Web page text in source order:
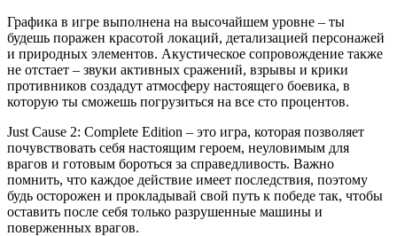
Графика в игре выполнена на высочайшем уровне – ты
будешь поражен красотой локаций, детализацией персонажей
и природных элементов. Акустическое сопровождение также
не отстает – звуки активных сражений, взрывы и крики
противников создадут атмосферу настоящего боевика, в
которую ты сможешь погрузиться на все сто процентов.
Just Cause 2: Complete Edition – это игра, которая позволяет
почувствовать себя настоящим героем, неуловимым для
врагов и готовым бороться за справедливость. Важно
помнить, что каждое действие имеет последствия, поэтому
будь осторожен и прокладывай свой путь к победе так, чтобы
оставить после себя только разрушенные машины и
поверженных врагов.